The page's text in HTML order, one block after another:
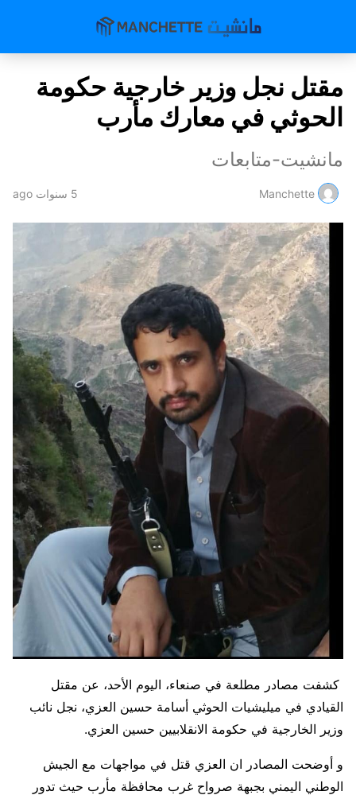
مقتل نجل وزير خارجية حكومة
الحوثي في معارك مأرب
مانشيت-متابعات
Manchette 5 سنوات ago
كشفت مصادر مطلعة في صنعاء، اليوم الأحد، عن مقتل
القيادي في ميليشيات الحوثي أسامة حسين العزي، نجل نائب
وزير الخارجية في حكومة الانقلابيين حسين العزي.
و أوضحت المصادر ان العزي قتل في مواجهات مع الجيش
الوطني اليمني بجبهة صرواح غرب محافظة مأرب حيث تدور